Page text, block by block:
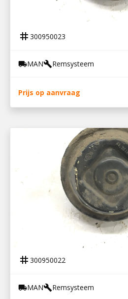
300950023
REMBOOSTER RV TGL
tag 300950023
local_shippingMANbuildRemsysteem
Prijs op aanvraag
REMBOOSTER LV TGL
tag 300950022
local_shippingMANbuildRemsysteem